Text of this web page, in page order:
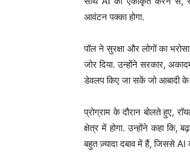
आवंटन पक्का होगा.
पॉल ने सुरक्षा और लोगों का
जोर दिया. उन्होंने सरकार,
डेवलप किए जा सकें जो आबादी
प्रोग्राम के दौरान बोलते हुए,
क्षेत्र में होगा. उन्होंने कहा कि,
बहुत ज़्यादा दबाव में हैं, जिससे